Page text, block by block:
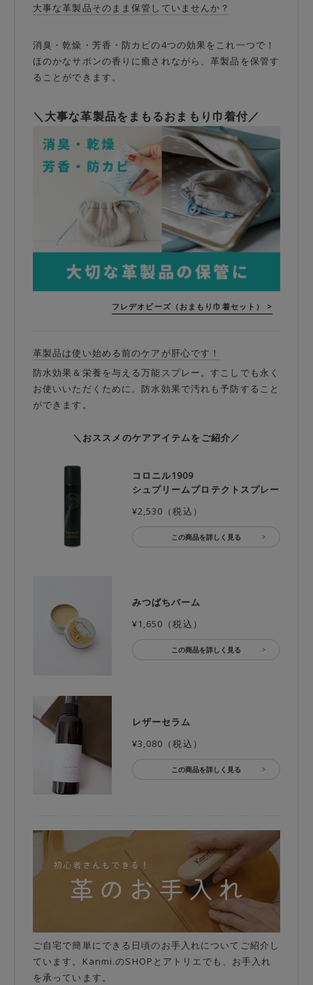
大事な革製品そのまま保管していませんか？
消臭・乾燥・芳香・防カビの4つの効果をこれ一つで！
ほのかなサボンの香りに癒されながら、革製品を保管す
ることができます。
＼大事な革製品をまもるおまもり巾着付／
フレデオビーズ（おまもり巾着セット） >
革製品は使い始める前のケアが肝心です！
防水効果＆栄養を与える万能スプレー。すこしでも永く
お使いいただくために。防水効果で汚れも予防すること
ができます。
＼おススメのケアアイテムをご紹介／
コロニル1909
シュプリームプロテクトスプレー
¥2,530（税込）
この商品を詳しく見る
みつばちバーム
¥1,650（税込）
この商品を詳しく見る
レザーセラム
¥3,080（税込）
この商品を詳しく見る
ご自宅で簡単にできる日頃のお手入れについてご紹介し
ています。Kanmi.のSHOPとアトリエでも、お手入れ
を承っています。